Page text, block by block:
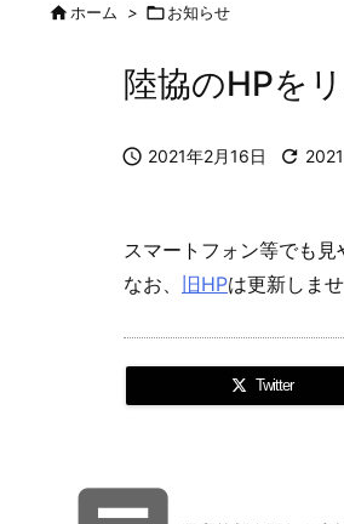
ホーム > お知らせ
陸協のHPを
 2021年2月16日 
スマートフォン等でも見
なお、 旧HPは更新しませ
Twitter